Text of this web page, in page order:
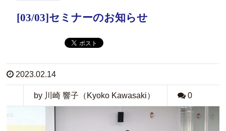
[03/03]セミナーのお知らせ
2023.02.14
by 川崎 響子（Kyoko Kawasaki） 0